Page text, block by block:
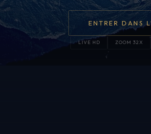
ENTRER DANS
LIVE HD ZOOM 32X